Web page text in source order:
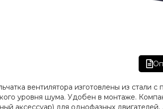
вентилятора изготовлены из
уровня шума. Удобен в монтаже.
аксессуар) для однофазных